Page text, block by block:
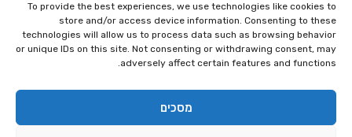
To provide the best experiences, we use technologies like cookies to
store and/or access device information. Consenting to these
technologies will allow us to process data such as browsing behavior
or unique IDs on this site. Not consenting or withdrawing consent, may
adversely affect certain features and functions.
מסכים